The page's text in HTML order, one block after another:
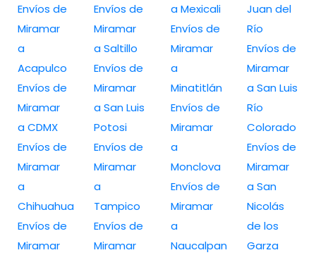
Envíos de
Miramar
a
Acapulco
Envíos de
Miramar
a CDMX
Envíos de
Miramar
a
Chihuahua
Envíos de
Miramar
Envíos de
Miramar
a Saltillo
Envíos de
Miramar
a San Luis
Potosi
Envíos de
Miramar
a
Tampico
Envíos de
Miramar
a Mexicali
Envíos de
Miramar
a
Minatitlán
Envíos de
Miramar
a
Monclova
Envíos de
Miramar
a
Naucalpan
Juan del
Río
Envíos de
Miramar
a San Luis
Río
Colorado
Envíos de
Miramar
a San
Nicolás
de los
Garza